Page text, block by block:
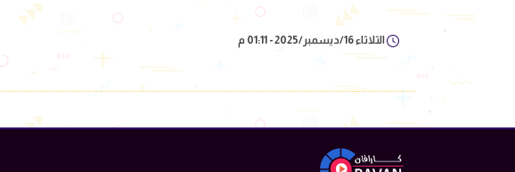
الثلاثاء 16/ديسمبر/2025 - 01:11 م